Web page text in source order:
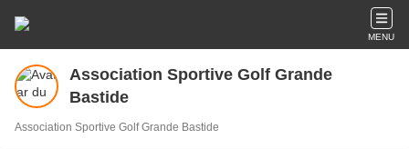
MENU
Association Sportive Golf Grande
Bastide
Association Sportive Golf Grande Bastide